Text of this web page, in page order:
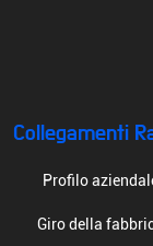
Collegamenti
Profilo
Giro della